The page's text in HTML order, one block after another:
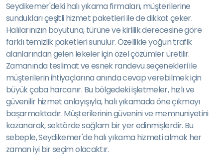
Seydikemer'deki halı yıkama firmaları, müşterilerine
sundukları çeşitli hizmet paketleri ile de dikkat çeker.
Halılarınızın boyutuna, türüne ve kirlilik derecesine göre
farklı temizlik paketleri sunulur. Özellikle yoğun trafik
alanlarından gelen lekeler için özel çözümler üretilir.
Zamanında teslimat ve esnek randevu seçenekleri ile
müşterilerin ihtiyaçlarına anında cevap verebilmek için
büyük çaba harcanır. Bu bölgedeki işletmeler, hızlı ve
güvenilir hizmet anlayışıyla, halı yıkamada öne çıkmayı
başarmaktadır. Müşterilerinin güvenini ve memnuniyetini
kazanarak, sektörde sağlam bir yer edinmişlerdir. Bu
sebeple, Seydikemer'de halı yıkama hizmeti almak her
zaman iyi bir seçim olacaktır.